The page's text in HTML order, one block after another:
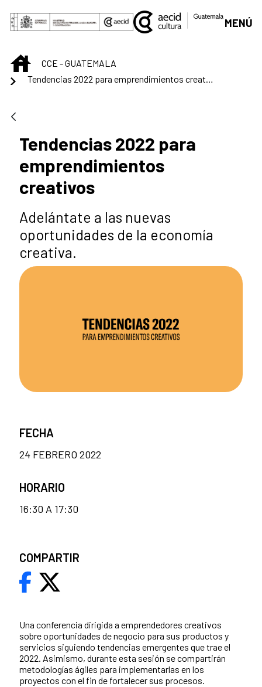
Saltar al contenido principal
MENÚ
INICIOCCE - GUATEMALA
Tendencias 2022 para
emprendimientos
creativos
Adelántate a las nuevas
oportunidades de la economía
creativa.
Una conferencia dirigida a emprendedores creativos
sobre oportunidades de negocio para sus productos y
servicios siguiendo tendencias emergentes que trae el
2022. Asimismo, durante esta sesión se compartirán
metodologías ágiles para implementarlas en los
proyectos con el fin de fortalecer sus procesos.
FECHA
24 FEBRERO 2022
HORARIO
16:30 A 17:30
COMPARTIR